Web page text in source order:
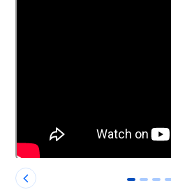
0 1 2 3